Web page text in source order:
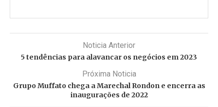
Noticia Anterior
5 tendências para alavancar os negócios em 2023
Próxima Noticia
Grupo Muffato chega a Marechal Rondon e encerra as
inaugurações de 2022